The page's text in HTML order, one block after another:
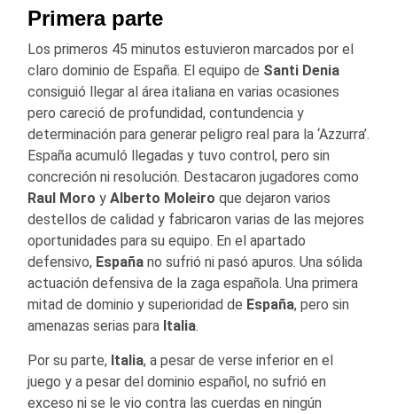
Primeraparte
Los primeros 45 minutos estuvieron marcados por el
claro dominio de España. El equipo de Santi Denia
consiguió llegar al área italiana en varias ocasiones
pero careció de profundidad, contundencia y
determinación para generar peligro real para la ‘Azzurra’.
España acumuló llegadas y tuvo control, pero sin
concreción ni resolución. Destacaron jugadores como
Raul Moro y Alberto Moleiro que dejaron varios
destellos de calidad y fabricaron varias de las mejores
oportunidades para su equipo. En el apartado
defensivo, España no sufrió ni pasó apuros. Una sólida
actuación defensiva de la zaga española. Una primera
mitad de dominio y superioridad de España, pero sin
amenazas serias para Italia.
Por su parte, Italia, a pesar de verse inferior en el
juego y a pesar del dominio español, no sufrió en
exceso ni se le vio contra las cuerdas en ningún